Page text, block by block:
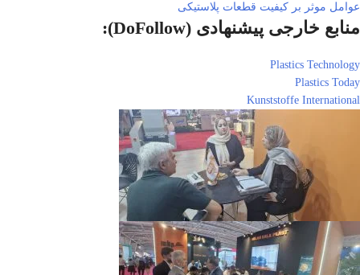
عوامل موثر بر کیفیت قطعات پلاستیکی
منابع خارجی پیشنهادی (DoFollow):
Plastics Technology
Plastics Today
Kunststoffe International